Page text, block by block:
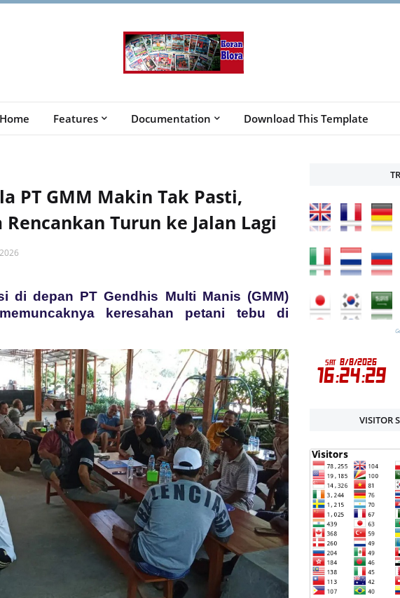
Home Features Documentation Download This Template
PT GMM Makin Tak Pasti,
Turun ke Jalan Lagi
di depan PT Gendhis Multi Manis (GMM)
keresahan petani tebu di
VISITOR